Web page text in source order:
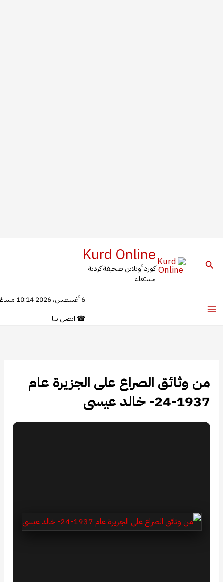
البحث Kurd Online
كورد أونلاين صحيفة كردية
مستقلة
6 أغسطس، 2026 10:14 مساءً
☎ اتصل بنا
من وثائق الصراع على الجزيرة عام
1937-24- خالد عيسى